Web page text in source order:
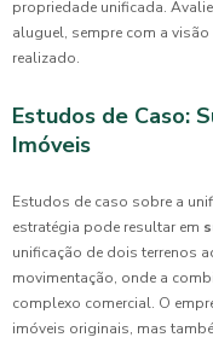
propriedade unificada.
aluguel, sempre com a
realizado.
Estudos de Caso:
Imóveis
Estudos de caso sobre a
estratégia pode resultar em
unificação de dois terrenos
movimentação, onde a
complexo comercial. O
imóveis originais, mas